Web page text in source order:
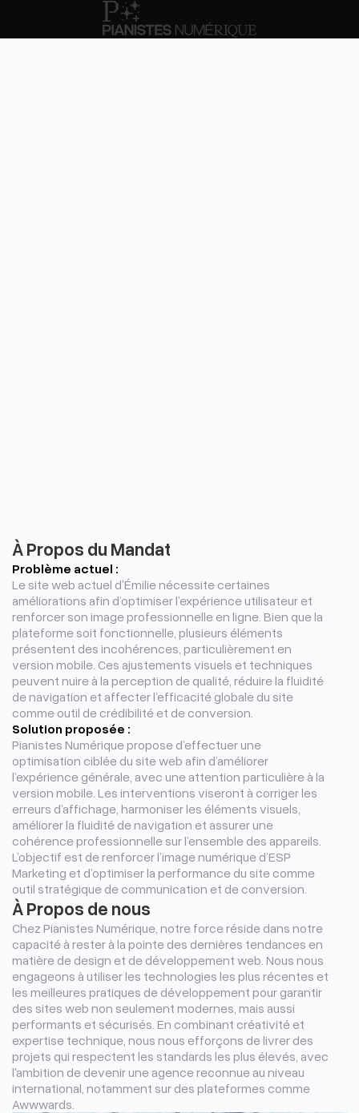
À Propos du Mandat
Problème actuel :
Le site web actuel d’Émilie nécessite certaines
améliorations afin d’optimiser l’expérience utilisateur et
renforcer son image professionnelle en ligne. Bien que la
plateforme soit fonctionnelle, plusieurs éléments
présentent des incohérences, particulièrement en
version mobile. Ces ajustements visuels et techniques
peuvent nuire à la perception de qualité, réduire la fluidité
de navigation et affecter l’efficacité globale du site
comme outil de crédibilité et de conversion.
Solution proposée :
Pianistes Numérique propose d’effectuer une
optimisation ciblée du site web afin d’améliorer
l’expérience générale, avec une attention particulière à la
version mobile. Les interventions viseront à corriger les
erreurs d’affichage, harmoniser les éléments visuels,
améliorer la fluidité de navigation et assurer une
cohérence professionnelle sur l’ensemble des appareils.
L’objectif est de renforcer l’image numérique d’ESP
Marketing et d’optimiser la performance du site comme
outil stratégique de communication et de conversion.
À Propos de nous
Chez Pianistes Numérique, notre force réside dans notre
capacité à rester à la pointe des dernières tendances en
matière de design et de développement web. Nous nous
engageons à utiliser les technologies les plus récentes et
les meilleures pratiques de développement pour garantir
des sites web non seulement modernes, mais aussi
performants et sécurisés. En combinant créativité et
expertise technique, nous nous efforçons de livrer des
projets qui respectent les standards les plus élevés, avec
l'ambition de devenir une agence reconnue au niveau
international, notamment sur des plateformes comme
Awwwards.